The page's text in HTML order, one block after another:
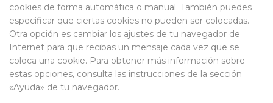
cookies de forma automática o manual. También puedes
especificar que ciertas cookies no pueden ser colocadas.
Otra opción es cambiar los ajustes de tu navegador de
Internet para que recibas un mensaje cada vez que se
coloca una cookie. Para obtener más información sobre
estas opciones, consulta las instrucciones de la sección
«Ayuda» de tu navegador.